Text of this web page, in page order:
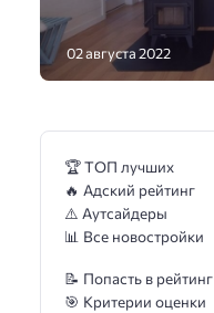
02 августа 2022
🏆 ТОП лучших
🔥 Адский рейтинг
⚠️ Аутсайдеры
📊 Все новостройки
📝 Попасть в рейтинг
🎯 Критерии оценки